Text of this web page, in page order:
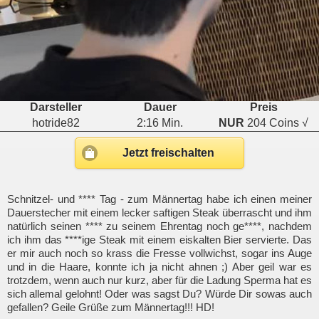
Darsteller Dauer
Preis
hotride82
2:16 Min. NUR 204 Coins √
Jetzt freischalten
Schnitzel- und **** Tag - zum Männertag habe ich einen meiner
Dauerstecher mit einem lecker saftigen Steak überrascht und ihm
natürlich seinen **** zu seinem Ehrentag noch ge****, nachdem
ich ihm das ****ige Steak mit einem eiskalten Bier servierte. Das
er mir auch noch so krass die Fresse vollwichst, sogar ins Auge
und in die Haare, konnte ich ja nicht ahnen ;) Aber geil war es
trotzdem, wenn auch nur kurz, aber für die Ladung Sperma hat es
sich allemal gelohnt! Oder was sagst Du? Würde Dir sowas auch
gefallen? Geile Grüße zum Männertag!!! HD!